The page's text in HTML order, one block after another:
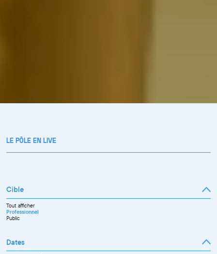
LE PÔLE EN LIVE
Cible
Tout afficher
Professionnel
Public
Dates